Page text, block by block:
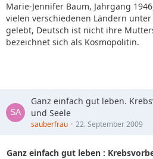
Marie-Jennifer Baum, Jahrgang
vielen verschiedenen Ländern
gelebt, Deutsch ist nicht ihre
bezeichnet sich als Kosmopolitin.
Ganz einfach gut leben.
und Seele
sauberfrau 22. September 2009
Ganz einfach gut leben :